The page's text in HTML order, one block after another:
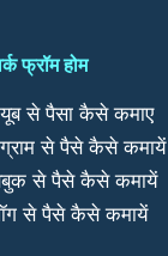
फ्रॉम होम
से पैसा कैसे कमाए
से पैसे कैसे कमायें
से पैसे कैसे कमायें
से पैसे कैसे कमायें